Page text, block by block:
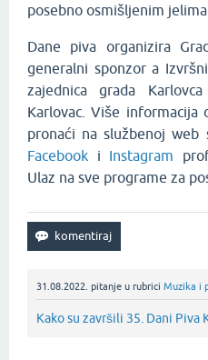
posebno osmišljenim
Dane piva organizira
generalni sponzor a
zajednica grada
Karlovac. Više informacija
pronaći na službenoj web
Facebook i Instagram
Ulaz na sve programe za
31.08.2022. pitanje u rubrici Muzika i
Kako su završili 35. Dani Piva